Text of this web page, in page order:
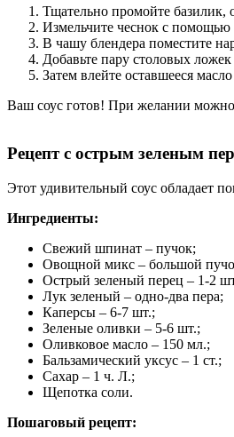
Тщательно промойте базилик,
Измельчите чеснок с помощью
В чашу блендера поместите
Добавьте пару столовых
Затем влейте оставшееся
Ваш соус готов! При желании
Рецепт с острым зеленым
Этот удивительный соус обладает
Ингредиенты:
Свежий шпинат – пучок;
Овощной микс – большой
Острый зеленый перец – 1-2
Лук зеленый – одно-два пера;
Каперсы – 6-7 шт.;
Зеленые оливки – 5-6 шт.;
Оливковое масло – 150 мл.;
Бальзамический уксус – 1 ст.;
Сахар – 1 ч. Л.;
Щепотка соли.
Пошаговый рецепт: